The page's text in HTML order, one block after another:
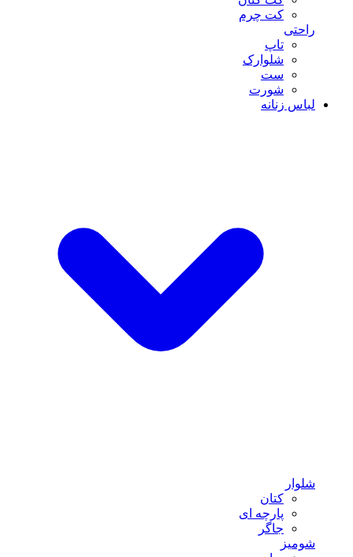
کت چرم
راحتی
تاپ
شلوارک
ست
شورت
لباس زنانه
شلوار
کتان
پارچه ای
جاگر
شومیز